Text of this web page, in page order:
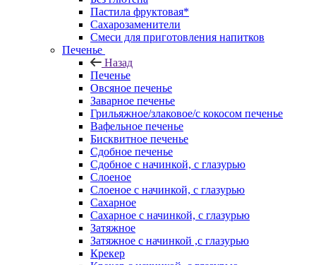
Пастила фруктовая*
Сахарозаменители
Смеси для приготовления напитков
Печенье
Назад
Печенье
Овсяное печенье
Заварное печенье
Грильяжное/злаковое/с кокосом печенье
Вафельное печенье
Бисквитное печенье
Сдобное печенье
Сдобное с начинкой, с глазурью
Слоеное
Слоеное с начинкой, с глазурью
Сахарное
Сахарное с начинкой, с глазурью
Затяжное
Затяжное с начинкой ,с глазурью
Крекер